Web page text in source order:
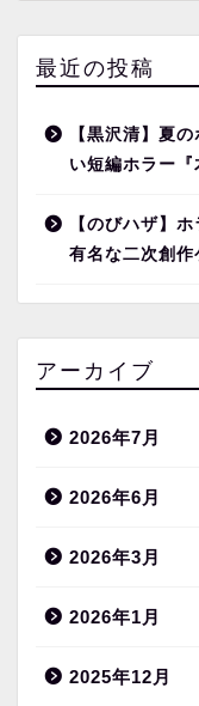
最近の投稿
【黒沢清】夏
い短編ホラー
【のびハザ】
有名な二次創
アーカイブ
2026年7月
2026年6月
2026年3月
2026年1月
2025年12月